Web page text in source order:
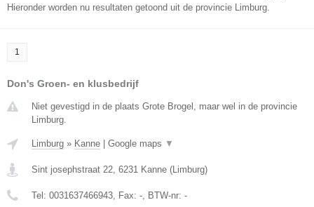
Hieronder worden nu resultaten getoond uit de provincie Limburg.
1
Don's Groen- en klusbedrijf
Niet gevestigd in de plaats Grote Brogel, maar wel in de provincie
Limburg.
Limburg » Kanne Google maps ▼
Sint josephstraat 22, 6231 Kanne (Limburg)
Tel: 0031637466943, Fax: -, BTW-nr: -